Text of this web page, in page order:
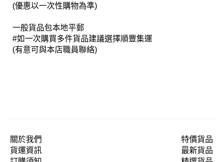
(優惠以一次性購物為準)
一般貨品包本地平郵
#如一次購買多件貨品建議選擇順豐集運
(有意可與本店職員聯絡)
關於我們
貨運資訊
特價貨品
最新貨品